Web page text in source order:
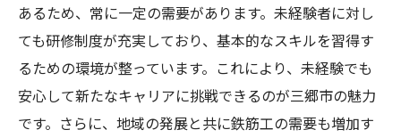
あるため、常に一定の需要があります。未経験者に対し
ても研修制度が充実しており、基本的なスキルを習得す
るための環境が整っています。これにより、未経験でも
安心して新たなキャリアに挑戦できるのが三郷市の魅力
です。さらに、地域の発展と共に鉄筋工の需要も増加す